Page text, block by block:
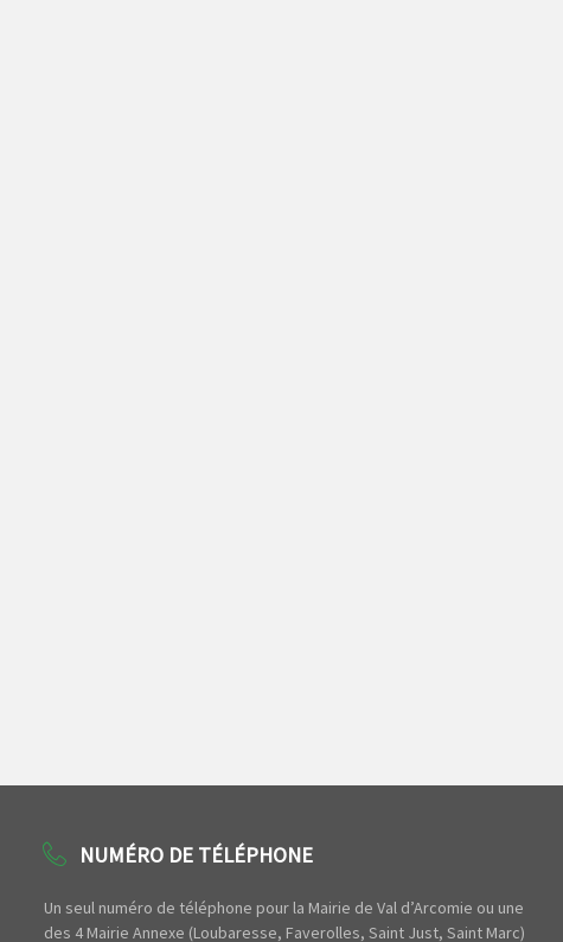
NUMÉRO DE TÉLÉPHONE
Un seul numéro de téléphone pour la Mairie de Val d’Arcomie ou une
des 4 Mairie Annexe (Loubaresse, Faverolles, Saint Just, Saint Marc)